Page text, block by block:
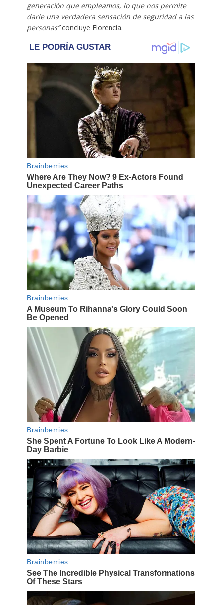
generación que empleamos, lo que nos permite
darle una verdadera sensación de seguridad a las
personas”concluye Florencia.